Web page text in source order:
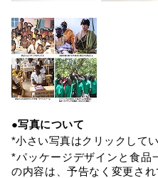
●写真について
*小さい写真はクリックして
*パッケージデザインと食品
の内容は、予告なく変更さ